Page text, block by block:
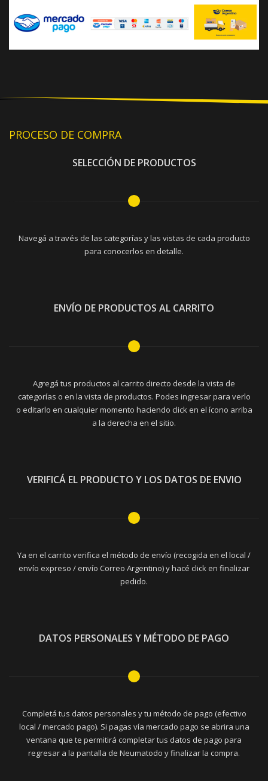
PROCESO DE COMPRA
SELECCIÓN DE PRODUCTOS
Navegá a través de las categorías y las vistas de cada producto
para conocerlos en detalle.
ENVÍO DE PRODUCTOS AL CARRITO
Agregá tus productos al carrito directo desde la vista de
categorías o en la vista de productos. Podes ingresar para verlo
o editarlo en cualquier momento haciendo click en el ícono arriba
a la derecha en el sitio.
VERIFICÁ EL PRODUCTO Y LOS DATOS DE ENVIO
Ya en el carrito verifica el método de envío (recogida en el local /
envío expreso / envío Correo Argentino) y hacé click en finalizar
pedido.
DATOS PERSONALES Y MÉTODO DE PAGO
Completá tus datos personales y tu método de pago (efectivo
local / mercado pago). Si pagas vía mercado pago se abrira una
ventana que te permitirá completar tus datos de pago para
regresar a la pantalla de Neumatodo y finalizar la compra.